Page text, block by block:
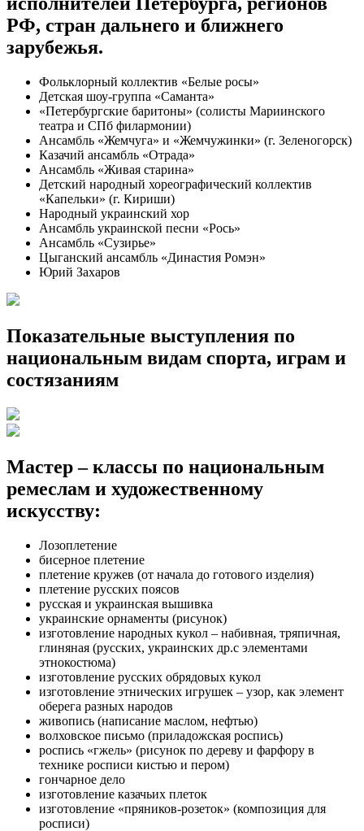
РФ, стран дальнего и ближнего
зарубежья.
Фольклорный коллектив «Белые росы»
Детская шоу-группа «Саманта»
«Петербургские баритоны» (солисты Мариинского
театра и СПб филармонии)
Ансамбль «Жемчуга» и «Жемчужинки» (г. Зеленогорск)
Казачий ансамбль «Отрада»
Ансамбль «Живая старина»
Детский народный хореографический коллектив
«Капельки» (г. Кириши)
Народный украинский хор
Ансамбль украинской песни «Рось»
Ансамбль «Сузирье»
Цыганский ансамбль «Династия Ромэн»
Юрий Захаров
Показательные выступления по
национальным видам спорта, играм и
состязаниям
Мастер – классы по национальным
ремеслам и художественному
искусству:
Лозоплетение
бисерное плетение
плетение кружев (от начала до готового изделия)
плетение русских поясов
русская и украинская вышивка
украинские орнаменты (рисунок)
изготовление народных кукол – набивная, тряпичная,
глиняная (русских, украинских др.с элементами
этнокостюма)
изготовление русских обрядовых кукол
изготовление этнических игрушек – узор, как элемент
оберега разных народов
живопись (написание маслом, нефтью)
волховское письмо (приладожская роспись)
роспись «гжель» (рисунок по дереву и фарфору в
технике росписи кистью и пером)
гончарное дело
изготовление казачьих плеток
изготовление «пряников-розеток» (композиция для
росписи)